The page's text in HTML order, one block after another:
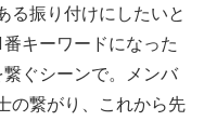
る振り付けにしたいと
キーワードになった
ぐシーンで。メンバ
の繋がり、これから先